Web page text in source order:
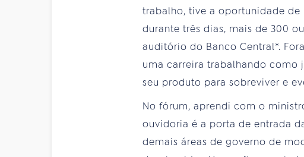
trabalho, tive a oportunidade de
durante três dias, mais de 300
auditório do Banco Central*.
uma carreira trabalhando como
seu produto para sobreviver e
No fórum, aprendi com o
ouvidoria é a porta de entrada
demais áreas de governo de